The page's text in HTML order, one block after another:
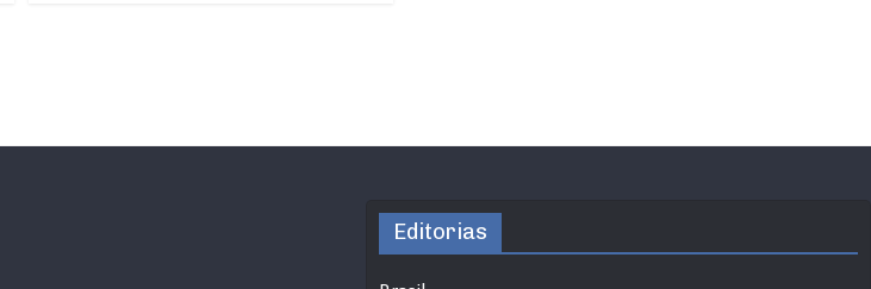
Editorias